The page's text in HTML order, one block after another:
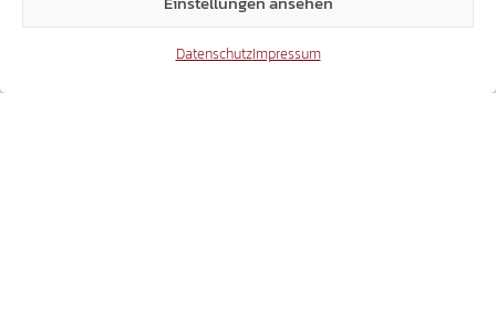
DatenschutzImpressum
SCHRIFTLICHE ANFRAGE
WIDERSTAND GEGEN NEUES